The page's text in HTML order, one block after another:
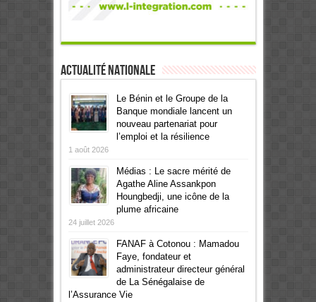
Actualité Nationale
Le Bénin et le Groupe de la
Banque mondiale lancent un
nouveau partenariat pour
l’emploi et la résilience
1 août 2026
Médias : Le sacre mérité de
Agathe Aline Assankpon
Houngbedji, une icône de la
plume africaine
24 juillet 2026
FANAF à Cotonou : Mamadou
Faye, fondateur et
administrateur directeur général
de La Sénégalaise de
l’Assurance Vie